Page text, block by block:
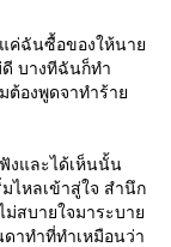
ค่ฉันซื้อของให้นาย
บางทีฉันก็ทำ
ต้องพูดจาทำร้าย
งและได้เห็นนั้น
ไหลเข้าสู่ใจ สำนึก
สบายใจมาระบาย
าทำที่ทำเหมือนว่า